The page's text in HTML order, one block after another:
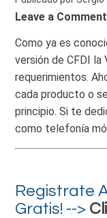
Leave a Comment
Como ya es
versión de CFDI la
requerimientos.
cada producto o
principio. Si te
como telefonía
Registrate
Gratis! -->